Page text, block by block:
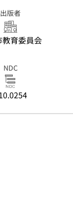
出版者
教育委員会
NDC